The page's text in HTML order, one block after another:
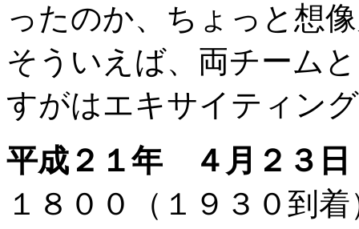
ったのか、ちょっと想
そういえば、両チーム
すがはエキサイティン
平成２１年 ４月２３日
１８００（１９３０